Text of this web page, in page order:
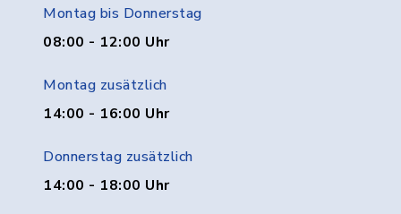
Montag bis Donnerstag
08:00 - 12:00 Uhr
Montag zusätzlich
14:00 - 16:00 Uhr
Donnerstag zusätzlich
14:00 - 18:00 Uhr